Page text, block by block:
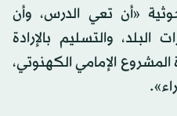
«أن تعي الدرس، وأن
والتسليم بالإرادة
الإمامي الكهنوتي،